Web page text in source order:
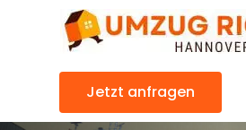
Jetzt anfragen